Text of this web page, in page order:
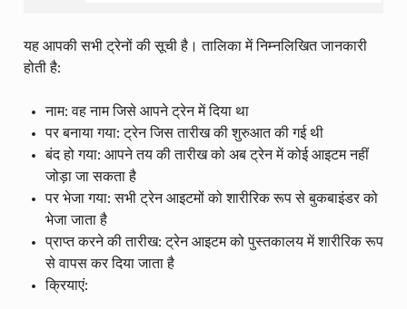
यह आपकी सभी ट्रेनों की सूची है। तालिका में निम्नलिखित जानकारी
होती है:
नाम: वह नाम जिसे आपने ट्रेन में दिया था
पर बनाया गया: ट्रेन जिस तारीख की शुरुआत की गई थी
बंद हो गया: आपने तय की तारीख को अब ट्रेन में कोई आइटम नहीं
जोड़ा जा सकता है
पर भेजा गया: सभी ट्रेन आइटमों को शारीरिक रूप से बुकबाइंडर को
भेजा जाता है
प्राप्त करने की तारीख: ट्रेन आइटम को पुस्तकालय में शारीरिक रूप
से वापस कर दिया जाता है
क्रियाएं: